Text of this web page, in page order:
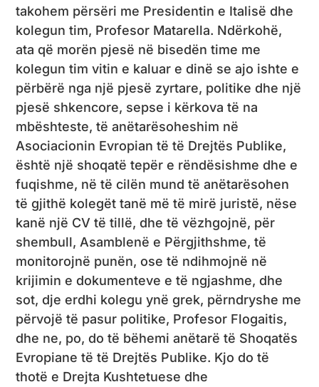
takohem përsëri me Presidentin e Italisë dhe
kolegun tim, Profesor Matarella. Ndërkohë,
ata që morën pjesë në bisedën time me
kolegun tim vitin e kaluar e dinë se ajo ishte e
përbërë nga një pjesë zyrtare, politike dhe një
pjesë shkencore, sepse i kërkova të na
mbështeste, të anëtarësoheshim në
Asociacionin Evropian të të Drejtës Publike,
është një shoqatë tepër e rëndësishme dhe e
fuqishme, në të cilën mund të anëtarësohen
të gjithë kolegët tanë më të mirë juristë, nëse
kanë një CV të tillë, dhe të vëzhgojnë, për
shembull, Asamblenë e Përgjithshme, të
monitorojnë punën, ose të ndihmojnë në
krijimin e dokumenteve e të ngjashme, dhe
sot, dje erdhi kolegu ynë grek, përndryshe me
përvojë të pasur politike, Profesor Flogaitis,
dhe ne, po, do të bëhemi anëtarë të Shoqatës
Evropiane të të Drejtës Publike. Kjo do të
thotë e Drejta Kushtetuese dhe